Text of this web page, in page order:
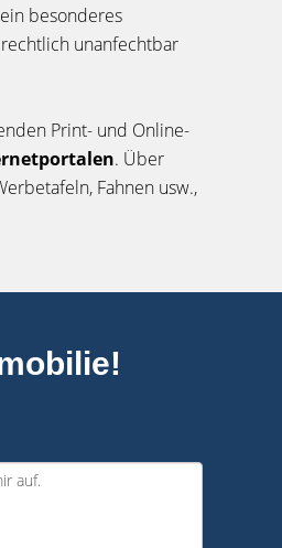
besonderes
unanfechtbar
Print- und Online-
. Über
Fahnen usw.,